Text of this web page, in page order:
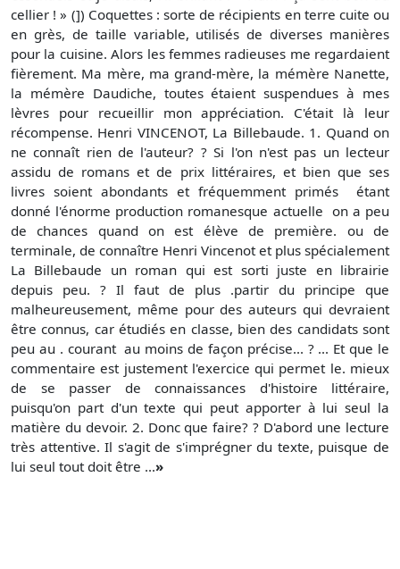
cellier ! » (]) Coquettes : sorte de récipients en terre cuite ou
en grès, de taille variable, utilisés de diverses manières
pour la cuisine. Alors les femmes radieuses me regardaient
fièrement. Ma mère, ma grand-mère, la mémère Nanette,
la mémère Daudiche, toutes étaient suspendues à mes
lèvres pour recueillir mon appréciation. C'était là leur
récompense. Henri VINCENOT, La Billebaude. 1. Quand on
ne connaît rien de l'auteur? ? Si l'on n'est pas un lecteur
assidu de romans et de prix littéraires, et bien que ses
livres soient abondants et fréquemment primés  étant
donné l'énorme production romanesque actuelle  on a peu
de chances quand on est élève de première. ou de
terminale, de connaître Henri Vincenot et plus spécialement
La Billebaude un roman qui est sorti juste en librairie
depuis peu. ? Il faut de plus .partir du principe que
malheureusement, même pour des auteurs qui devraient
être connus, car étudiés en classe, bien des candidats sont
peu au . courant  au moins de façon précise... ? ... Et que le
commentaire est justement l'exercice qui permet le. mieux
de se passer de connaissances d'histoire littéraire,
puisqu'on part d'un texte qui peut apporter à lui seul la
matière du devoir. 2. Donc que faire? ? D'abord une lecture
très attentive. Il s'agit de s'imprégner du texte, puisque de
lui seul tout doit être ...»